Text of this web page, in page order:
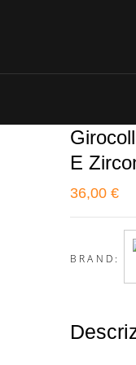
E
36,00 €
BRAND: